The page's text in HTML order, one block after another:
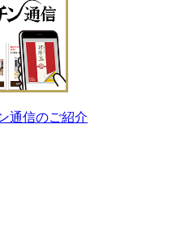
通信のご紹介